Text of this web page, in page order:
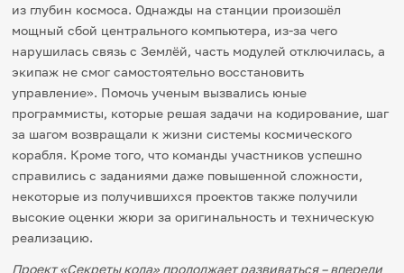
из глубин космоса. Однажды на станции произошёл
мощный сбой центрального компьютера, из-за чего
нарушилась связь с Землёй, часть модулей отключилась, а
экипаж не смог самостоятельно восстановить
управление». Помочь ученым вызвались юные
программисты, которые решая задачи на кодирование, шаг
за шагом возвращали к жизни системы космического
корабля. Кроме того, что команды участников успешно
справились с заданиями даже повышенной сложности,
некоторые из получившихся проектов также получили
высокие оценки жюри за оригинальность и техническую
реализацию.
Проект «Секреты кода» продолжает развиваться – впереди